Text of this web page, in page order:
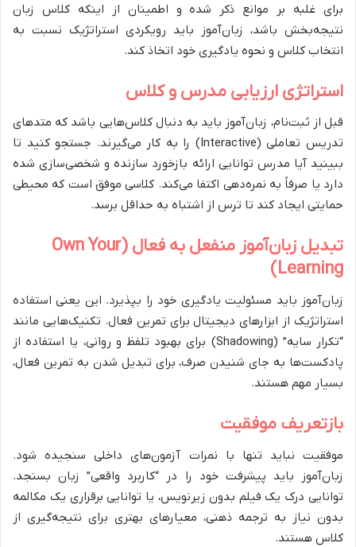
برای غلبه بر موانع ذکر شده و اطمینان از اینکه کلاس زبان
نتیجه‌بخش باشد، زبان‌آموز باید رویکردی استراتژیک نسبت به
انتخاب کلاس و نحوه یادگیری خود اتخاذ کند.
استراتژی ارزیابی مدرس و کلاس
قبل از ثبت‌نام، زبان‌آموز باید به دنبال کلاس‌هایی باشد که متدهای
تدریس تعاملی (Interactive) را به کار می‌گیرند. جستجو کنید تا
ببینید آیا مدرس توانایی ارائه بازخورد سازنده و شخصی‌سازی شده
دارد یا صرفاً به نمره‌دهی اکتفا می‌کند. کلاسی موفق است که محیطی
حمایتی ایجاد کند تا ترس از اشتباه به حداقل برسد.
تبدیل زبان‌آموز منفعل به فعال (Own Your
Learning)
زبان‌آموز باید مسئولیت یادگیری خود را بپذیرد. این یعنی استفاده
استراتژیک از ابزارهای دیجیتال برای تمرین فعال. تکنیک‌هایی مانند
“تکرار سایه” (Shadowing) برای بهبود تلفظ و روانی، یا استفاده از
پادکست‌ها به جای شنیدن صرف، برای تبدیل شدن به تمرین فعال،
بسیار مهم هستند.
بازتعریف موفقیت
موفقیت نباید تنها با نمرات آزمون‌های داخلی سنجیده شود.
زبان‌آموز باید پیشرفت خود را در “کاربرد واقعی” زبان بسنجد.
توانایی درک یک فیلم بدون زیرنویس، یا توانایی برقراری یک مکالمه
بدون نیاز به ترجمه ذهنی، معیارهای بهتری برای نتیجه‌گیری از
کلاس هستند.